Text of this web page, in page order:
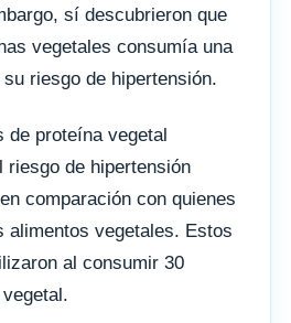
sí descubrieron que
vegetales consumía una
riesgo de hipertensión.
de proteína vegetal
riesgo de hipertensión
comparación con quienes
alimentos vegetales. Estos
al consumir 30